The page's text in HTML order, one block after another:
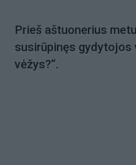
Prieš aštuonerius
susirūpinęs gydytojos
vėžys?“.